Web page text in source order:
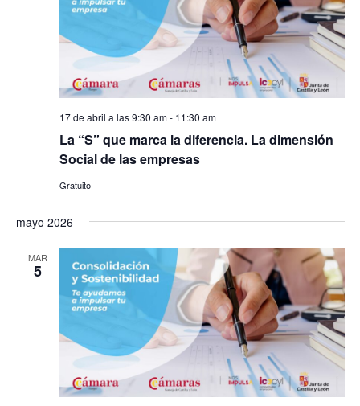
La “S” que marca la diferencia. La dimensión
Social de las empresas
17 de abril a las 9:30 am- 11:30 am
Gratuito
mayo 2026
MAR
5